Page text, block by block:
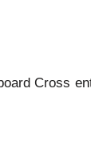
Cross